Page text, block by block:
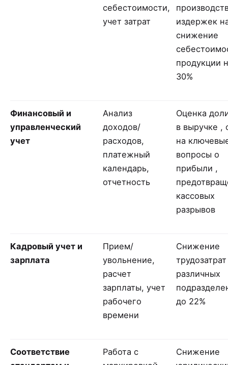
себестоимости,
учет затрат
издержек
снижение
продукции
30%
Финансовый и
управленческий
учет
Анализ
доходов/
расходов,
платежный
календарь,
отчетность
Оценка
в выручке ,
на
вопросы о
прибыли ,
кассовых
разрывов
Кадровый учет и
зарплата
Прием/
увольнение,
расчет
зарплаты, учет
рабочего
времени
Снижение
различных
до 22%
Соответствие
Работа с
Снижение